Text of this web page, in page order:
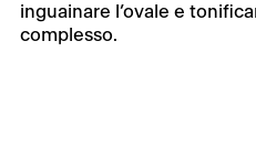
inguainare l’ovale e
complesso.